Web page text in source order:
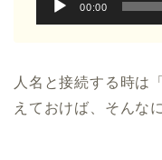
声
レ
ー
00:00
人名と接続する時は
えておけば、そんな